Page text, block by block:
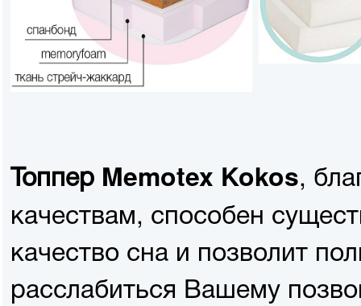
Топпер Memotex Kokos,
качествам, способен
качество сна и позволит
расслабиться Вашему